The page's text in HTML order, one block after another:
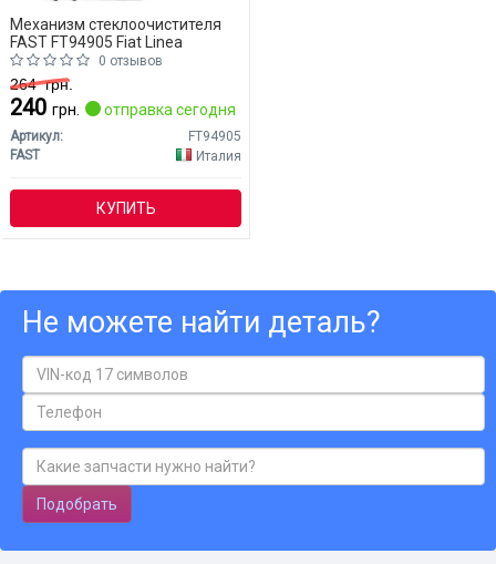
Механизм стеклоочистителя
FAST FT94905 Fiat Linea
0 отзывов
264грн.
240 грн. отправка сегодня
Артикул:
FT94905
FAST
Италия
КУПИТЬ
Не можете найти деталь?
Подобрать